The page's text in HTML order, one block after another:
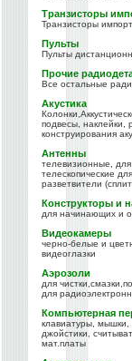
Транзисторы
Транзисторы
Пульты
Пульты
Прочие
Все остальные
Акустика
подвесы, наклейки,
конструирования
Антенны
телевизионные,
телескопические
разветвители
Конструкторы и
для начинающих и
Видеокамеры
черно-белые и
видеоглазки
Аэрозоли
для
для
Компьютерная
клавиатуры, мышки,
джойстики,
мат.платы